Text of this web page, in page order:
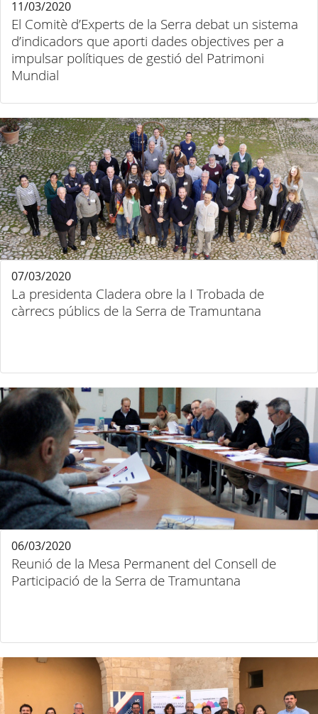
El Comitè d’Experts de la Serra debat un sistema
d’indicadors que aporti dades objectives per a
impulsar polítiques de gestió del Patrimoni
Mundial
11/03/2020
La presidenta Cladera obre la I Trobada de
càrrecs públics de la Serra de Tramuntana
07/03/2020
Reunió de la Mesa Permanent del Consell de
Participació de la Serra de Tramuntana
06/03/2020